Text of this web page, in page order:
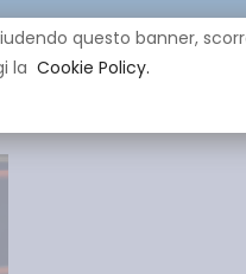
questo banner,
la Cookie Policy.